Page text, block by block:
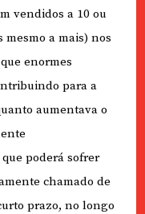
vendidos a 10 ou
mesmo a mais) nos
enormes
para a
aumentava o
poderá sofrer
chamado de
prazo, no longo